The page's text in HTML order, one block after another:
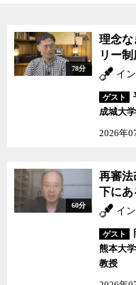
78分
理念な
リー
イ
ゲスト
成城大
2026年
60分
再審法
下にあ
イ
ゲスト
熊本大
教授